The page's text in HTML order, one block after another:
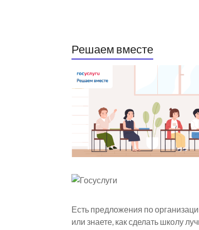
Решаем вместе
Есть предложения по
или знаете, как сделать школу